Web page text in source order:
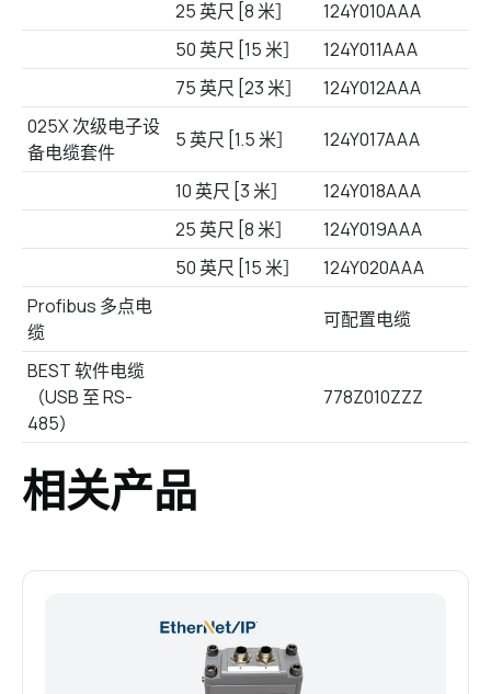
25 英尺 [8 米］
124Y010AAA
50 英尺 [15 米］
124Y011AAA
75 英尺 [23 米］
124Y012AAA
025X 次级电子设
备电缆套件
5 英尺 [1.5 米］ 124Y017AAA
10 英尺 [3 米］
124Y018AAA
25 英尺 [8 米］
124Y019AAA
50 英尺 [15 米］
124Y020AAA
Profibus 多点电
缆
可配置电缆
BEST 软件电缆
（USB 至 RS-
485）
778Z010ZZZ
相关产品